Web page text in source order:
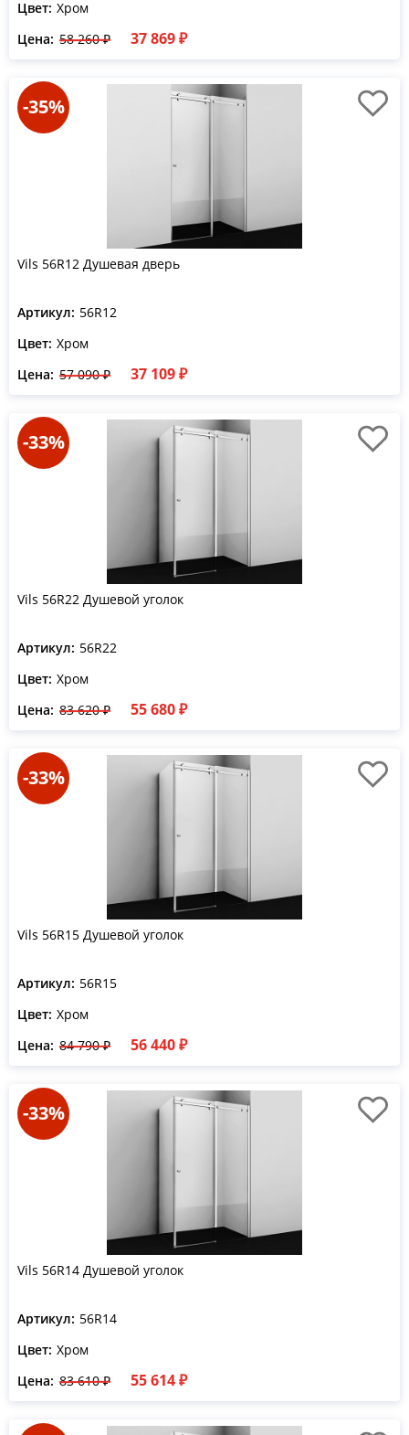
Цвет: Хром
Цена: 58 260 ₽ 37 869 ₽
-35%
Vils 56R12 Душевая дверь
Артикул: 56R12
Цвет: Хром
Цена: 57 090 ₽ 37 109 ₽
-33%
Vils 56R22 Душевой уголок
Артикул: 56R22
Цвет: Хром
Цена: 83 620 ₽ 55 680 ₽
-33%
Vils 56R15 Душевой уголок
Артикул: 56R15
Цвет: Хром
Цена: 84 790 ₽ 56 440 ₽
-33%
Vils 56R14 Душевой уголок
Артикул: 56R14
Цвет: Хром
Цена: 83 610 ₽ 55 614 ₽